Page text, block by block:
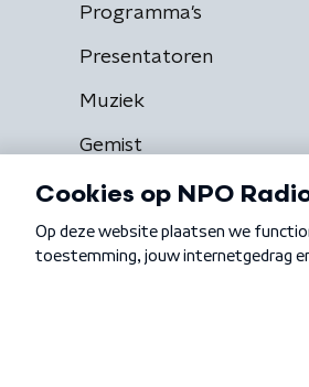
Programma's
Presentatoren
Muziek
Gemist
Algemene voorwaarden